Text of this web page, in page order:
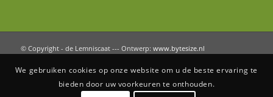
© Copyright - de Lemniscaat --- Ontwerp: www.bytesize.nl
We gebruiken cookies op onze website om u de beste ervaring te
bieden door uw voorkeuren te onthouden.